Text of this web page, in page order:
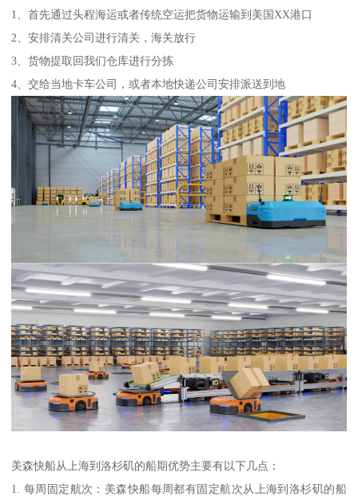
1、首先通过头程海运或者传统空运把货物运输到美国XX港口
2、安排清关公司进行清关，海关放行
3、货物提取回我们仓库进行分拣
4、交给当地卡车公司，或者本地快递公司安排派送到地
美森快船从上海到洛杉矶的船期优势主要有以下几点：
1. 每周固定航次：美森快船每周都有固定航次从上海到洛杉矶的船